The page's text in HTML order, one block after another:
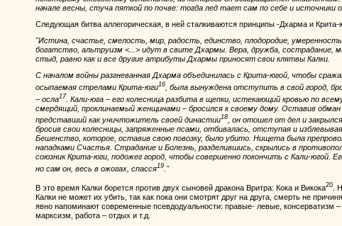
начале весны, стуча пяткой по почве: тогда лед тает сам по себе и источники
Следующая битва аллегорическая, в ней сталкиваются принципы -Дхарма и Крита-
"Истина, счастье, смелость, мир, радость, единство, плодородие,
богатство, альтруизм <...> идут в свите Дхармы. Вера, дружба, сострадание,
стыд, равно как и все другие атрибуты Дхармы приносят свои клятвы Калки.
С началом войны разгневанная Дхарма объединилась с Крита-югой, чтобы
осыпаемая стрелами Крита-юги16 , была вынуждена отступить в свой город,
– осла17 . Кали-юга – его колесница разбита в щепки, истекающий кровью по
смердящий, проклинаемый женщинами – бросился к своему дому. Оставив
представший как уничтожитель своей династии18, он отошел от дел и
бросив свои колесницы, запряженные псами, отбивалась, отступая и
Бешенство, которое, оставив свою повозку, было убито. Нищета была
нападками Счастья. Страдание и Болезнь, разделившись, скрылись в
союзник Крита-юги, подожег город, чтобы совершенно покончить с Кали-югой.
но сам он, весь в ожогах, спасся19 ."
В это время Калки борется против двух сыновей дракона Вритра: Кока и Викока20 .
Калки не может их убить, так как пока они смотрят друг на друга, смерть не
явно напоминают современные псевдодуальности: правые- левые, консерватизм –
марксизм, работа – отдых и т.д.